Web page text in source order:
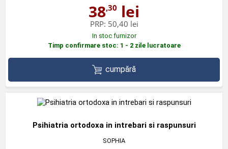
38,30 lei
PRP: 50,40 lei
In stoc furnizor
Timp confirmare stoc: 1 - 2 zile lucratoare
cumpără
Psihiatria ortodoxa in intrebari si raspunsuri
SOPHIA